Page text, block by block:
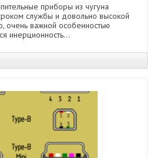
приборы из чугуна
службы и довольно высокой
очень важной особенностью
инерционность...